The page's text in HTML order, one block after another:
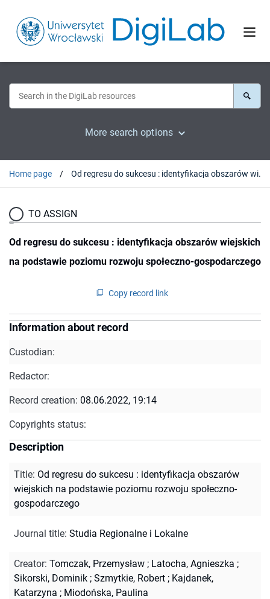
More search options
Home page Od regresu do sukcesu : identyfikacja obszarów wiejskich na podstawie poziomu rozwoju społeczno-gospodarczego
TO ASSIGN
Od regresu do sukcesu : identyfikacja obszarów wiejskich
na podstawie poziomu rozwoju społeczno-gospodarczego
Copy record link
Information about record
Custodian:
Redactor:
Record creation: 08.06.2022, 19:14
Copyrights status:
Description
Title: Od regresu do sukcesu : identyfikacja obszarów
wiejskich na podstawie poziomu rozwoju społeczno-
gospodarczego
Journal title: Studia Regionalne i Lokalne
Creator: Tomczak, Przemysław ; Latocha, Agnieszka ;
Sikorski, Dominik ; Szmytkie, Robert ; Kajdanek,
Katarzyna ; Miodońska, Paulina